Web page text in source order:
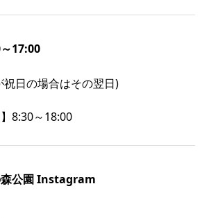
～17:00
祝日の場合はその翌日)
8:30～18:00
森公園 Instagram